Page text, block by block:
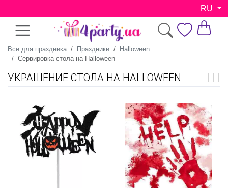
RU
Все для праздника Праздники
Halloween
Сервировка стола на Halloween
УКРАШЕНИЕ СТОЛА НА HALLOWEEN